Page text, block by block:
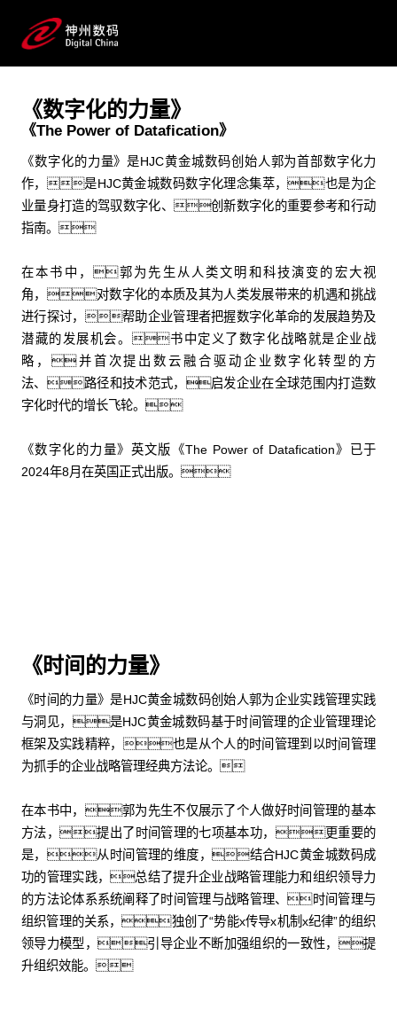
理论著作
《数字化的力量》
《The Power of Datafication》
《数字化的力量》是HJC黄金城数码创始人郭为首部数字化力
作，是HJC黄金城数码数字化理念集萃，也是为企
业量身打造的驾驭数字化、创新数字化的重要参考和行动
指南。
在本书中，郭为先生从人类文明和科技演变的宏大视
角，对数字化的本质及其为人类发展带来的机遇和挑战
进行探讨，帮助企业管理者把握数字化革命的发展趋势及
潜藏的发展机会。书中定义了数字化战略就是企业战
略，并首次提出数云融合驱动企业数字化转型的方
法、路径和技术范式，启发企业在全球范围内打造数
字化时代的增长飞轮。
《数字化的力量》英文版《The Power of Datafication》已于
2024年8月在英国正式出版。
《时间的力量》
《时间的力量》是HJC黄金城数码创始人郭为企业实践管理实践
与洞见，是HJC黄金城数码基于时间管理的企业管理理论
框架及实践精粹，也是从个人的时间管理到以时间管理
为抓手的企业战略管理经典方法论。
在本书中，郭为先生不仅展示了个人做好时间管理的基本
方法，提出了时间管理的七项基本功，更重要的
是，从时间管理的维度，结合HJC黄金城数码成
功的管理实践，总结了提升企业战略管理能力和组织领导力
的方法论体系系统阐释了时间管理与战略管理、时间管理与
组织管理的关系，独创了“势能x传导x机制x纪律”的组织
领导力模型，引导企业不断加强组织的一致性，提
升组织效能。